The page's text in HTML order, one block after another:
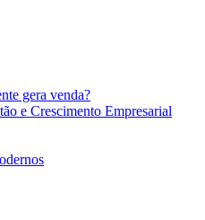
gera venda?
e Crescimento Empresarial